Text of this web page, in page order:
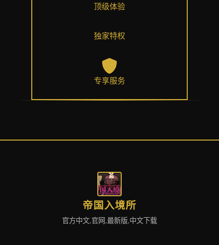
顶级体验
独家特权
专享服务
帝国入境所
官方中文,官网,最新版,中文下载